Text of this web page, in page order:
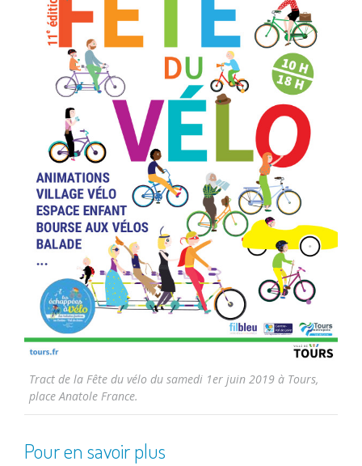
Tract de la Fête du vélo du samedi 1er juin 2019 à Tours,
place Anatole France.
Pour en savoir plus